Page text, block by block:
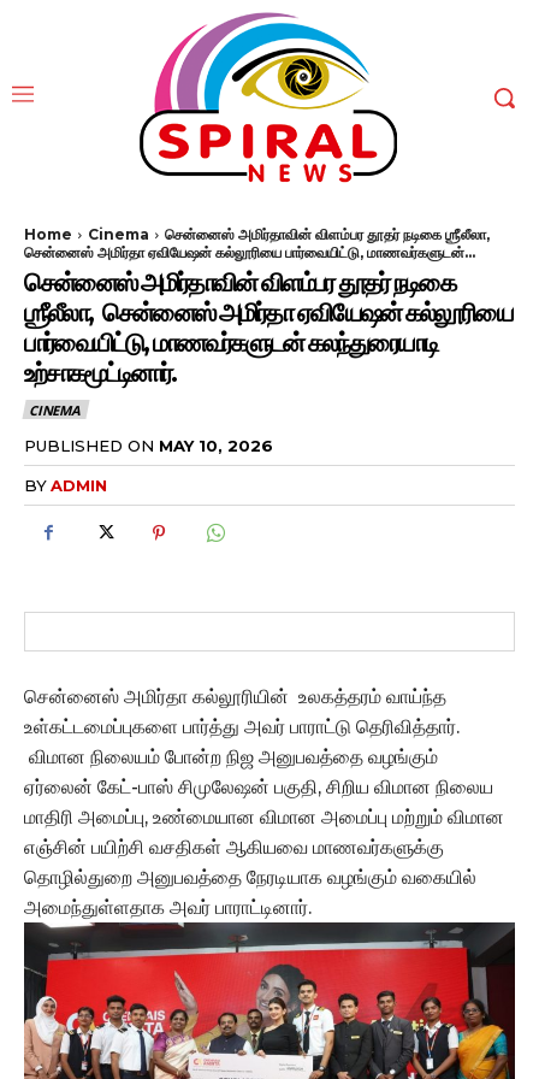
Home Cinema
சென்னைஸ் அமிர்தாவின் விளம்பர தூதர் நடிகை ஶ்ரீலீலா,
சென்னைஸ் அமிர்தா ஏவியேஷன் கல்லூரியை பார்வையிட்டு, மாணவர்களுடன்...
சென்னைஸ் அமிர்தாவின் விளம்பர தூதர் நடிகை
ஶ்ரீலீலா, சென்னைஸ் அமிர்தா ஏவியேஷன் கல்லூரியை
பார்வையிட்டு, மாணவர்களுடன் கலந்துரையாடி
உற்சாகமூட்டினார்.
CINEMA
PUBLISHED ON MAY 10, 2026
BYADMIN
சென்னைஸ் அமிர்தா கல்லூரியின் உலகத்தரம் வாய்ந்த
உள்கட்டமைப்புகளை பார்த்து அவர் பாராட்டு தெரிவித்தார்.
விமான நிலையம் போன்ற நிஜ அனுபவத்தை வழங்கும்
ஏர்லைன் கேட்-பாஸ் சிமுலேஷன் பகுதி, சிறிய விமான நிலைய
மாதிரி அமைப்பு, உண்மையான விமான அமைப்பு மற்றும் விமான
எஞ்சின் பயிற்சி வசதிகள் ஆகியவை மாணவர்களுக்கு
தொழில்துறை அனுபவத்தை நேரடியாக வழங்கும் வகையில்
அமைந்துள்ளதாக அவர் பாராட்டினார்.